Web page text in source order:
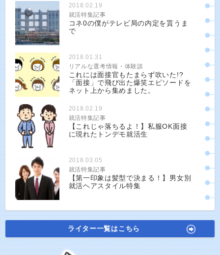
2018.02.19
就活特集記事
コネ0の僕がテレビ局の内定を貰うま
で
2018.01.31
リアルな選考情報・体験談
これには面接官もたまらず吹いた!?
「面接」で飛び出た爆笑エピソードを
ネット上から集めました。
2018.02.19
就活特集記事
【これじゃ落ちるよ！】私服OK面接
に現れたトンデモ就活生
2018.03.05
就活特集記事
【第一印象は髪型で決まる！】男女別
就活ヘアスタイル特集
ライター一覧はこちら